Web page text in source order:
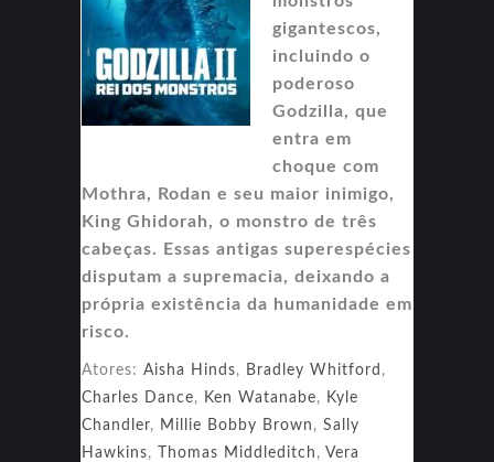
gigantescos,
incluindo o
poderoso
Godzilla, que
entra em
choque com
Mothra, Rodan e seu maior inimigo,
King Ghidorah, o monstro de três
cabeças. Essas antigas superespécies
disputam a supremacia, deixando a
própria existência da humanidade em
risco.
Atores: Aisha Hinds, Bradley Whitford ,
Charles Dance, Ken Watanabe, Kyle
Chandler, Millie Bobby Brown , Sally
Hawkins, Thomas Middleditch , Vera